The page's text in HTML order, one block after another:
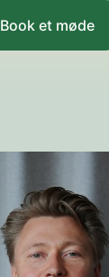
Book et møde